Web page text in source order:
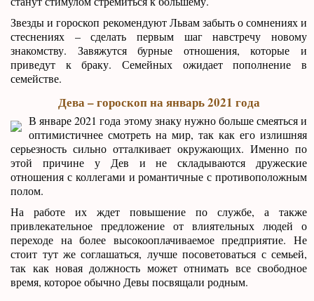
Звезды и гороскоп рекомендуют Львам забыть о сомнениях и
стеснениях – сделать первым шаг навстречу новому
знакомству. Завяжутся бурные отношения, которые и
приведут к браку. Семейных ожидает пополнение в
семействе.
Дева – гороскоп на январь 2021 года
В январе 2021 года этому знаку нужно больше смеяться и
оптимистичнее смотреть на мир, так как его излишняя
серьезность сильно отталкивает окружающих. Именно по
этой причине у Дев и не складываются дружеские
отношения с коллегами и романтичные с противоположным
полом.
На работе их ждет повышение по службе, а также
привлекательное предложение от влиятельных людей о
переходе на более высокооплачиваемое предприятие. Не
стоит тут же соглашаться, лучше посоветоваться с семьей,
так как новая должность может отнимать все свободное
время, которое обычно Девы посвящали родным.